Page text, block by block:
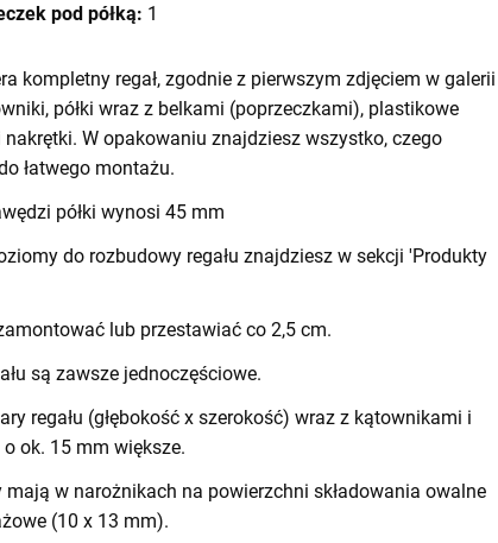
pod półką: 1
kompletny regał, zgodnie z pierwszym zdjęciem w galerii
półki wraz z belkami (poprzeczkami), plastikowe
nakrętki. W opakowaniu znajdziesz wszystko, czego
łatwego montażu.
półki wynosi 45 mm
do rozbudowy regału znajdziesz w sekcji 'Produkty
lub przestawiać co 2,5 cm.
są zawsze jednoczęściowe.
regału (głębokość x szerokość) wraz z kątownikami i
o ok. 15 mm większe.
mają w narożnikach na powierzchni składowania owalne
(10 x 13 mm).